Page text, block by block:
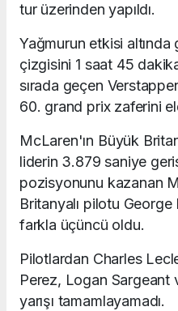
tur üzerinden yapıldı.
Yağmurun etkisi altında
çizgisini 1 saat 45
sırada geçen
60. grand prix zaferini
McLaren'ın Büyük
liderin 3.879 saniye
pozisyonunu kazanan
Britanyalı pilotu
farkla üçüncü oldu.
Pilotlardan Charles
Perez, Logan Sargeant
yarışı tamamlayamadı.